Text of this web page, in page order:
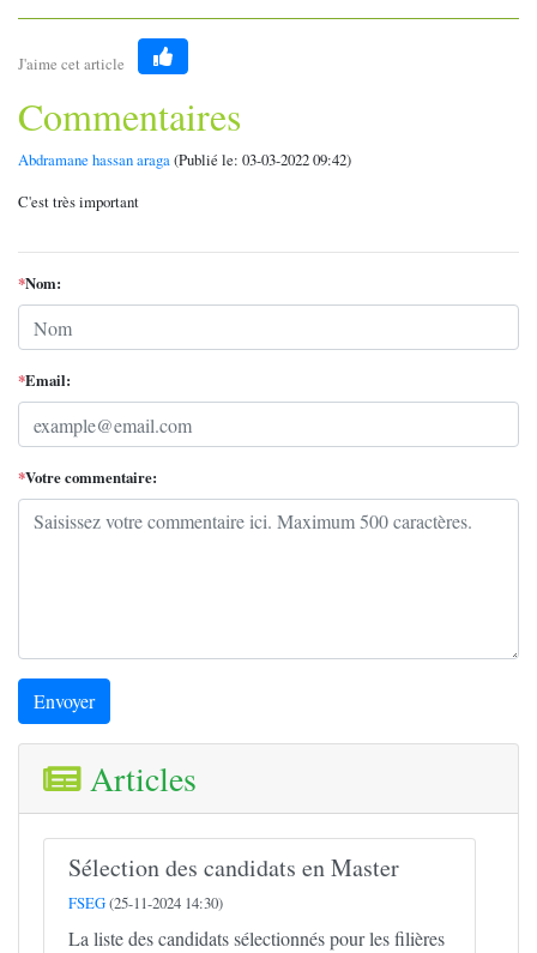
J'aime cet article
Like
Commentaires
Abdramane hassan araga(Publié le: 03-03-2022 09:42)
C'est très important
*Nom:
*Email:
*Votre commentaire:
Envoyer
Articles
Sélection des candidats en Master
FSEG(25-11-2024 14:30)
La liste des candidats sélectionnés pour les filières